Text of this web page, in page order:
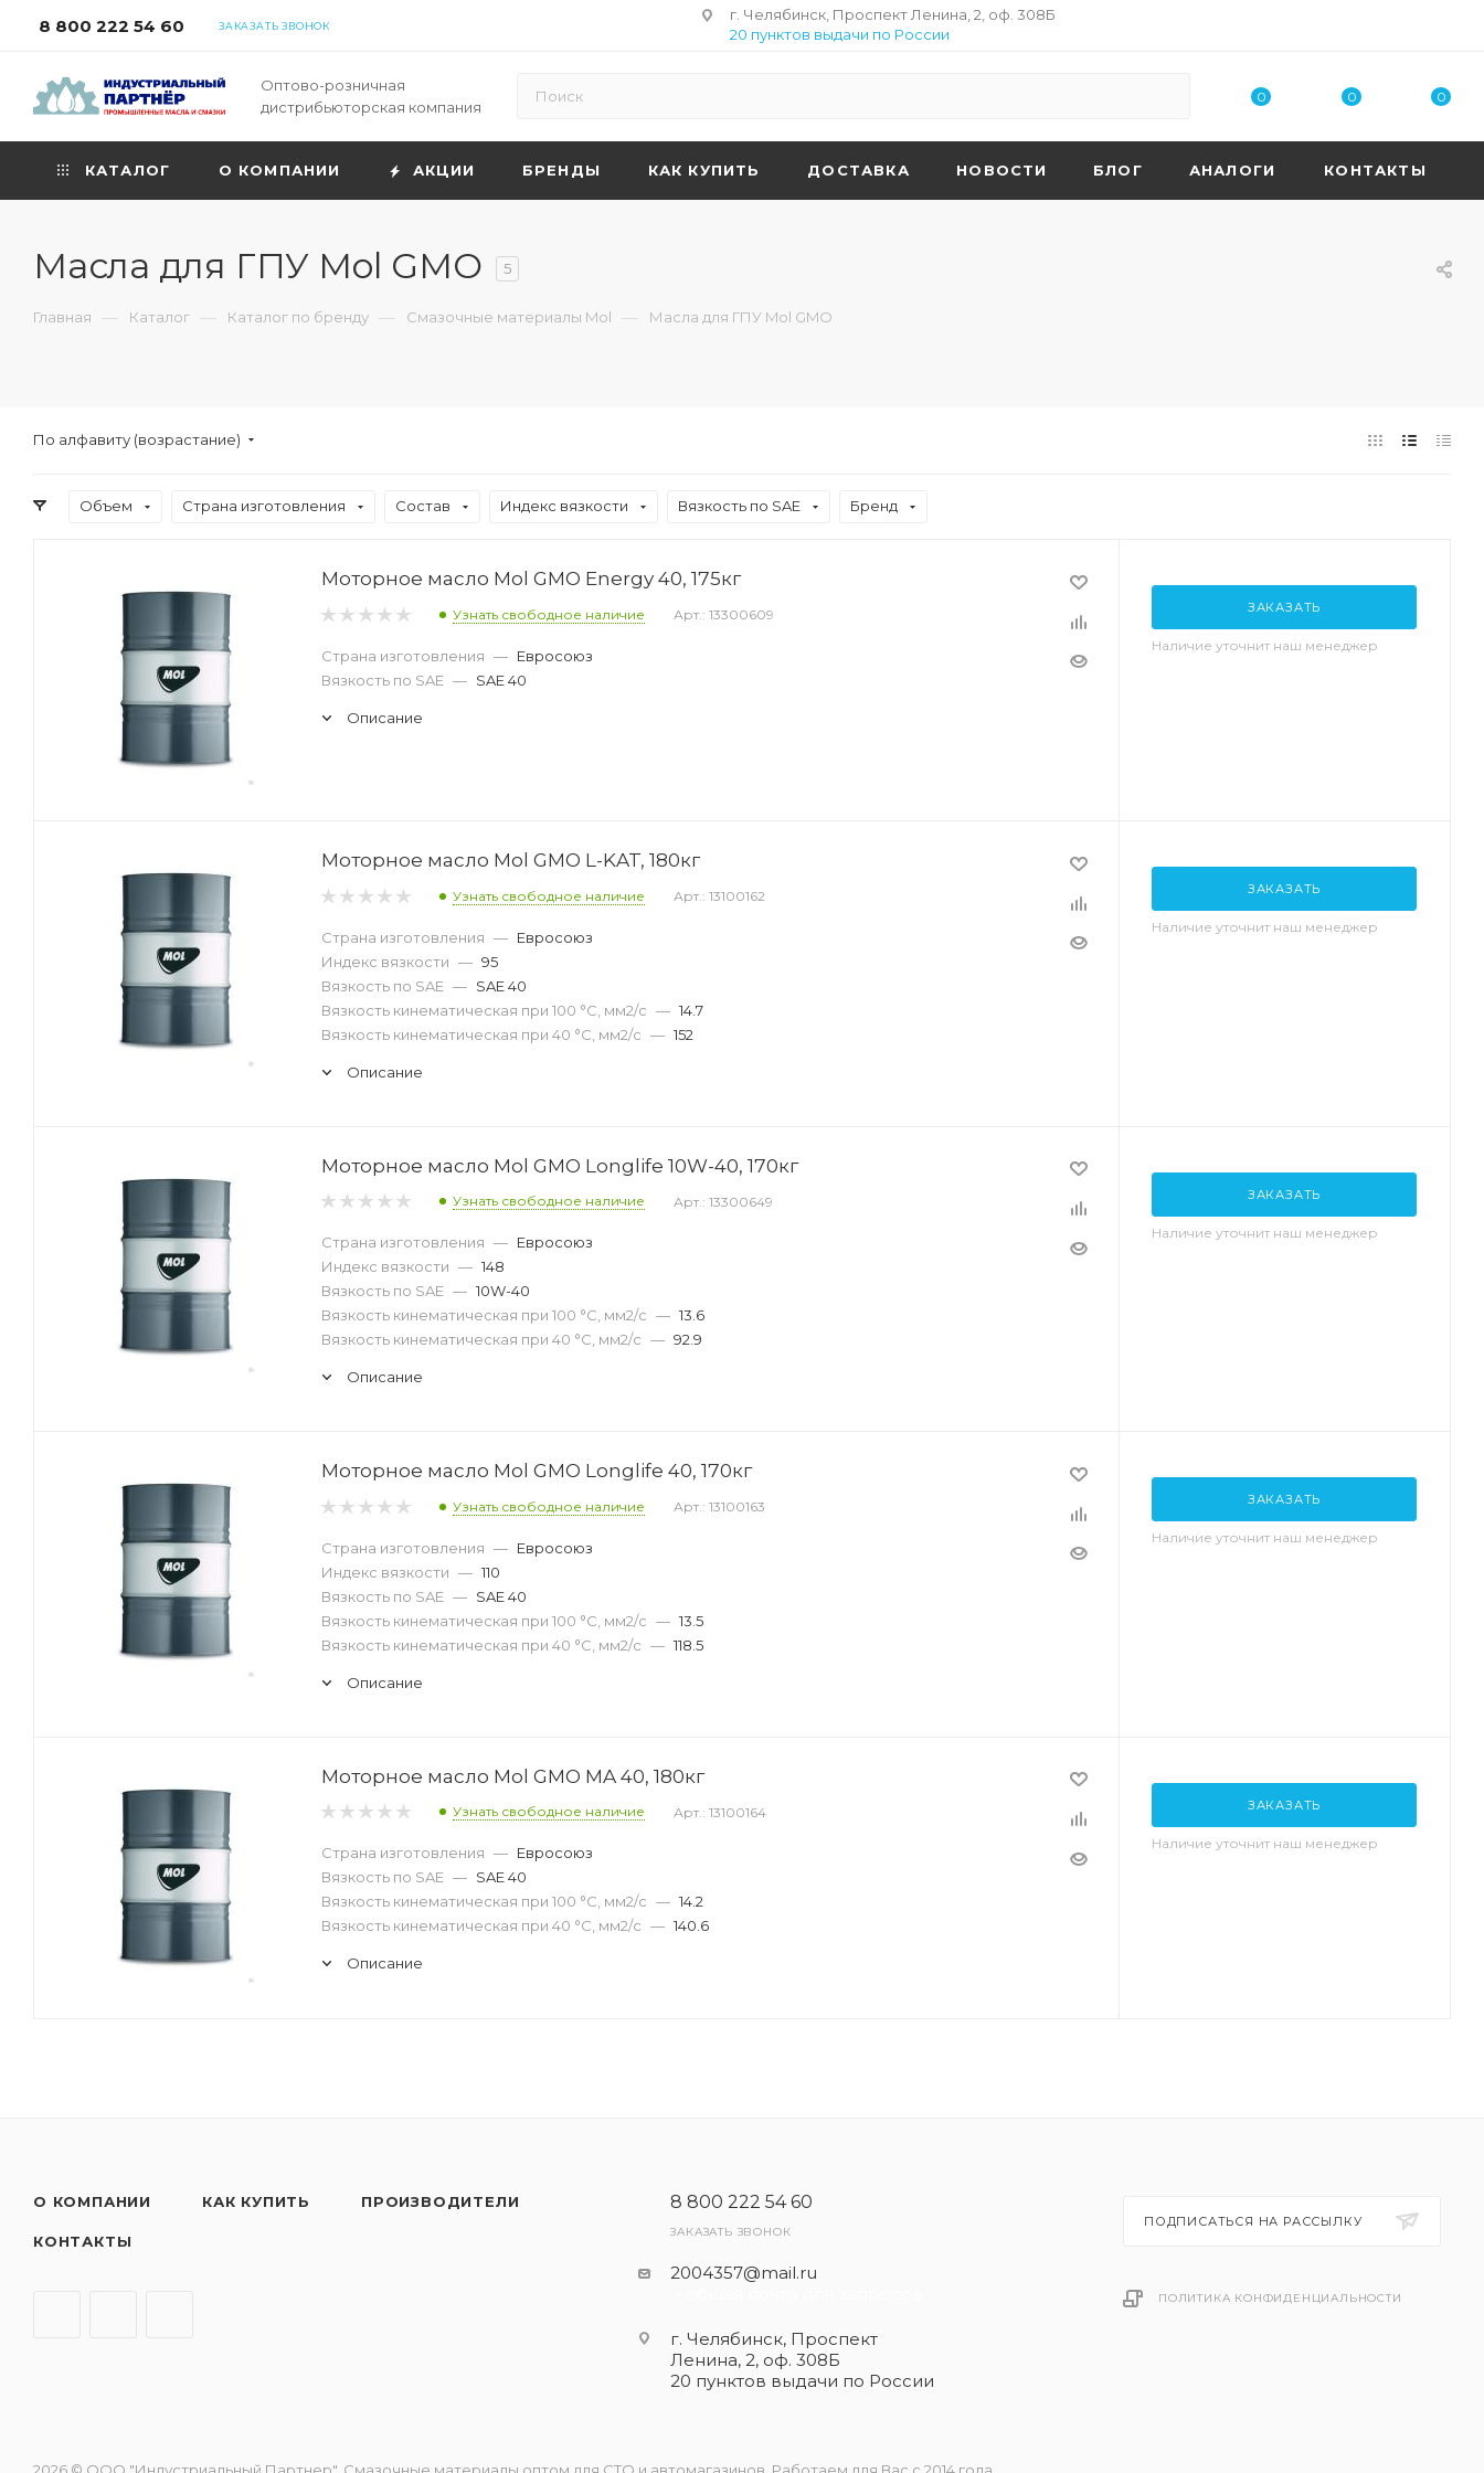
8 800 222 54 60 ЗАКАЗАТЬ ЗВОНОК
г. Челябинск, Проспект Ленина, 2, оф. 308Б
20 пунктов выдачи по России
Оптово-розничная
дистрибьюторская компания
0 0 0
КАТАЛОГ О КОМПАНИИ АКЦИИ БРЕНДЫ КАК КУПИТЬ ДОСТАВКА НОВОСТИ БЛОГ АНАЛОГИ КОНТАКТЫ
Масла для ГПУ Mol GMO 5
Главная — Каталог — Каталог по бренду — Смазочные материалы Mol — Масла для ГПУ Mol GMO
По алфавиту (возрастание)
Объем Страна изготовления Состав Индекс вязкости Вязкость по SAE Бренд
Моторное масло Mol GMO Energy 40, 175кг
Узнать свободное наличие Арт.: 13300609
Страна изготовления — Евросоюз
Вязкость по SAE — SAE 40
Описание
ЗАКАЗАТЬ
Наличие уточнит наш менеджер
Моторное масло Mol GMO L-KAT, 180кг
Узнать свободное наличие Арт.: 13100162
Страна изготовления — Евросоюз
Индекс вязкости — 95
Вязкость по SAE — SAE 40
Вязкость кинематическая при 100 °С, мм2/с — 14.7
Вязкость кинематическая при 40 °С, мм2/с — 152
Описание
ЗАКАЗАТЬ
Наличие уточнит наш менеджер
Моторное масло Mol GMO Longlife 10W-40, 170кг
Узнать свободное наличие Арт.: 13300649
Страна изготовления — Евросоюз
Индекс вязкости — 148
Вязкость по SAE — 10W-40
Вязкость кинематическая при 100 °С, мм2/с — 13.6
Вязкость кинематическая при 40 °С, мм2/с — 92.9
Описание
ЗАКАЗАТЬ
Наличие уточнит наш менеджер
Моторное масло Mol GMO Longlife 40, 170кг
Узнать свободное наличие Арт.: 13100163
Страна изготовления — Евросоюз
Индекс вязкости — 110
Вязкость по SAE — SAE 40
Вязкость кинематическая при 100 °С, мм2/с — 13.5
Вязкость кинематическая при 40 °С, мм2/с — 118.5
Описание
ЗАКАЗАТЬ
Наличие уточнит наш менеджер
Моторное масло Mol GMO MA 40, 180кг
Узнать свободное наличие Арт.: 13100164
Страна изготовления — Евросоюз
Вязкость по SAE — SAE 40
Вязкость кинематическая при 100 °С, мм2/с — 14.2
Вязкость кинематическая при 40 °С, мм2/с — 140.6
Описание
ЗАКАЗАТЬ
Наличие уточнит наш менеджер
О КОМПАНИИ КАК КУПИТЬ ПРОИЗВОДИТЕЛИ
КОНТАКТЫ
8 800 222 54 60
ЗАКАЗАТЬ ЗВОНОК
2004357@mail.ru
г. Челябинск, Проспект
Ленина, 2, оф. 308Б
20 пунктов выдачи по России
ПОДПИСАТЬСЯ НА РАССЫЛКУ
ПОЛИТИКА КОНФИДЕНЦИАЛЬНОСТИ